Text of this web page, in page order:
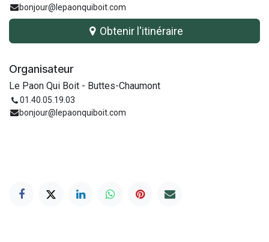
bonjour@lepaonquiboit.com
Obtenir l'itinéraire
Organisateur
Le Paon Qui Boit - Buttes-Chaumont
01.40.05.19.03
bonjour@lepaonquiboit.com